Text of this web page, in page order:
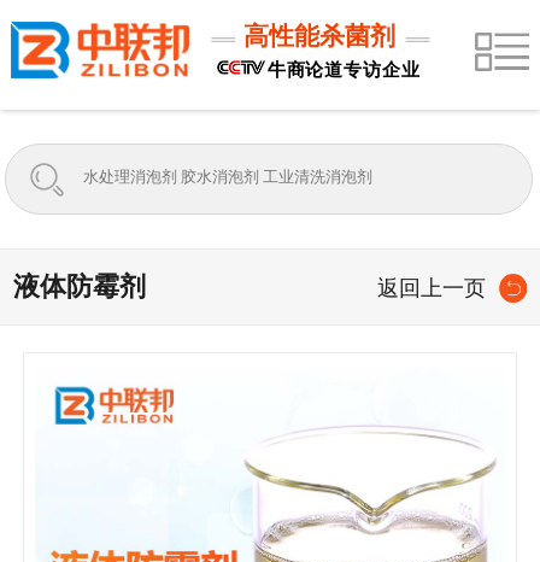
高性能杀菌剂
牛商论道专访企业
液体防霉剂 返回上一页